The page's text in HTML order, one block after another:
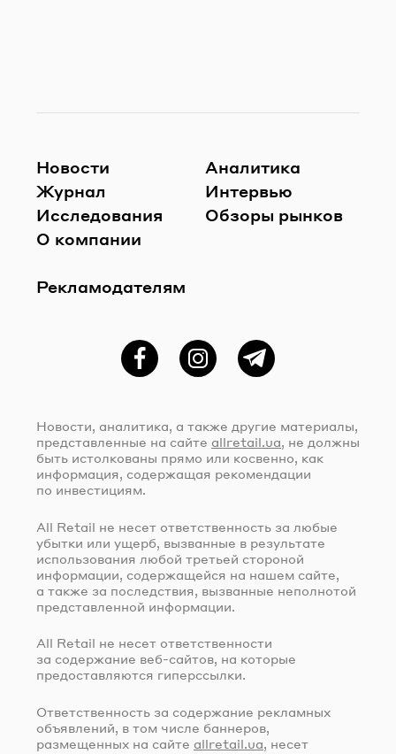
Новости
Журнал
Исследования
О компании
Рекламодателям
Аналитика
Интервью
Обзоры рынков
ФейсбукInstagramTelegram
Новости, аналитика, а также другие материалы,
представленные на сайте allretail.ua, не должны
быть истолкованы прямо или косвенно, как
информация, содержащая рекомендации
по инвестициям.
All Retail не несет ответственность за любые
убытки или ущерб, вызванные в результате
использования любой третьей стороной
информации, содержащейся на нашем сайте,
а также за последствия, вызванные неполнотой
представленной информации.
All Retail не несет ответственности
за содержание веб-сайтов, на которые
предоставляются гиперссылки.
Ответственность за содержание рекламных
объявлений, в том числе баннеров,
размещенных на сайте allretail.ua , несет